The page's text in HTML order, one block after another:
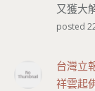
又獲大
posted
台灣立
祥雲起